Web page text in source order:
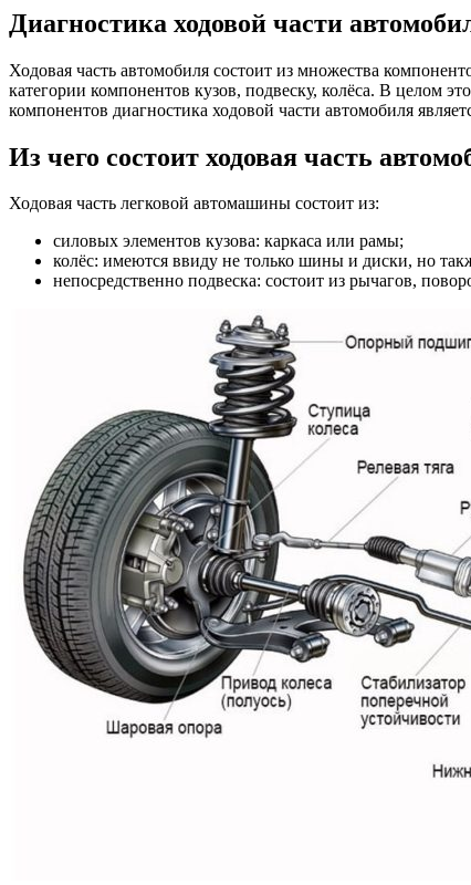
Диагностика ходовой части
Ходовая часть автомобиля состоит из множества
категории компонентов кузов, подвеску, колёса. В целом
компонентов диагностика ходовой части автомобиля
Из чего состоит ходовая часть
Ходовая часть легковой автомашины состоит из:
силовых элементов кузова: каркаса или рамы;
колёс: имеются ввиду не только шины и диски, но
непосредственно подвеска: состоит из рычагов,